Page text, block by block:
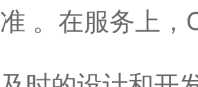
准 。在服务上